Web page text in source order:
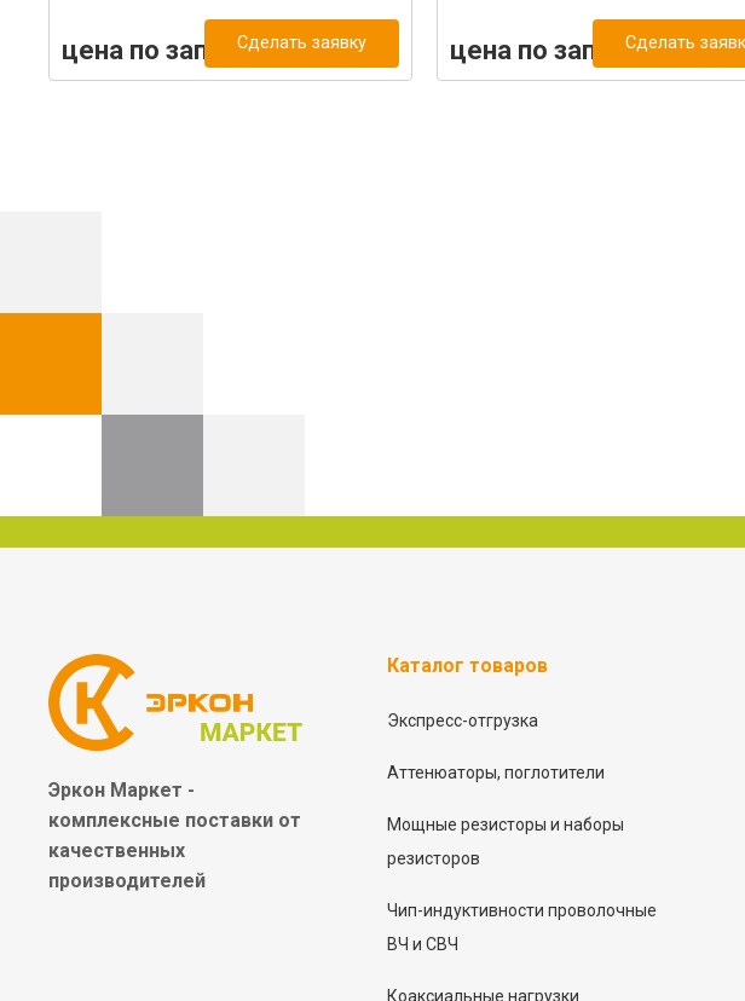
цена по запросуСделать заявку цена по запросуСделать
Эркон Маркет -
комплексные поставки от
качественных
производителей
Каталог товаров
Экспресс-отгрузка
Аттенюаторы, поглотители
Мощные резисторы и наборы
резисторов
Чип-индуктивности проволочные
ВЧ и СВЧ
Коаксиальные нагрузки